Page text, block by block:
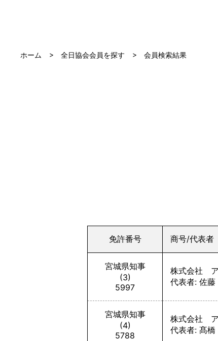
ホーム 全日協会会員を探す 会員検索結果
免許番号 商号/代表者
宮城県知事
(3)
5997
株式会社 ア
代表者: 佐
宮城県知事
(4)
5788
株式会社 ア
代表者: 髙